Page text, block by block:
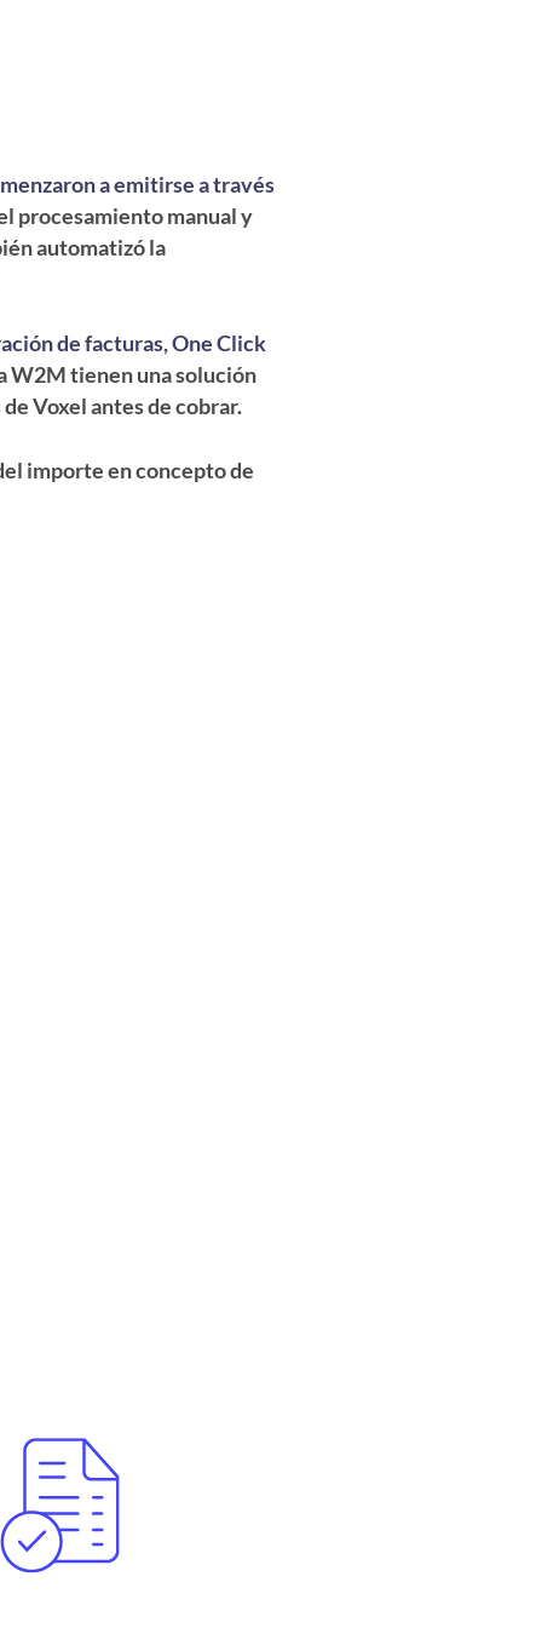
a emitirse a través
procesamiento manual y
automatizó la
de facturas, One Click
W2M tienen una solución
Voxel antes de cobrar.
importe en concepto de